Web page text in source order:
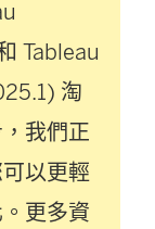
Tableau
淘
我們正
以更輕
更多資